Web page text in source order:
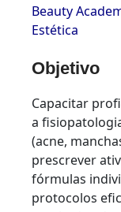
Beauty
Estética
Objetivo
Capacitar
a
(acne,
prescrever
fórmulas
protocolos